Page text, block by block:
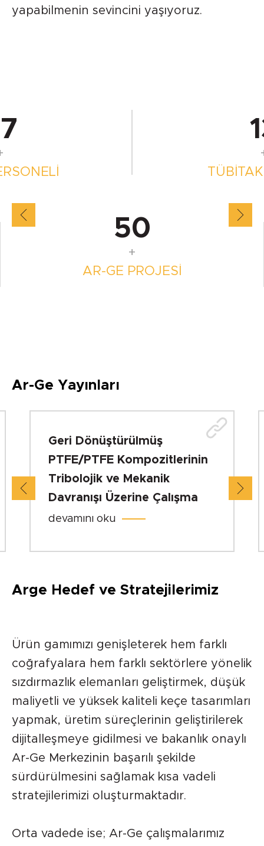
yapabilmenin sevincini yaşıyoruz.
50
+
AR-GE PROJESI
Ar-Ge Yayınları
Geri Dönüştürülmüş
PTFE/PTFE Kompozitlerinin
Tribolojik ve Mekanik
Davranışı Üzerine Çalışma
devamını oku
Arge Hedef ve Stratejilerimiz
Ürün gamımızı genişleterek hem farklı
coğrafyalara hem farklı sektörlere yönelik
sızdırmazlık elemanları geliştirmek, düşük
maliyetli ve yüksek kaliteli keçe tasarımları
yapmak, üretim süreçlerinin geliştirilerek
dijitalleşmeye gidilmesi ve bakanlık onaylı
Ar-Ge Merkezinin başarılı şekilde
sürdürülmesini sağlamak kısa vadeli
stratejilerimizi oluşturmaktadır.
Orta vadede ise; Ar-Ge çalışmalarımız